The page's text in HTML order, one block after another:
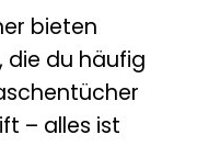
bieten
die du häufig
– alles ist